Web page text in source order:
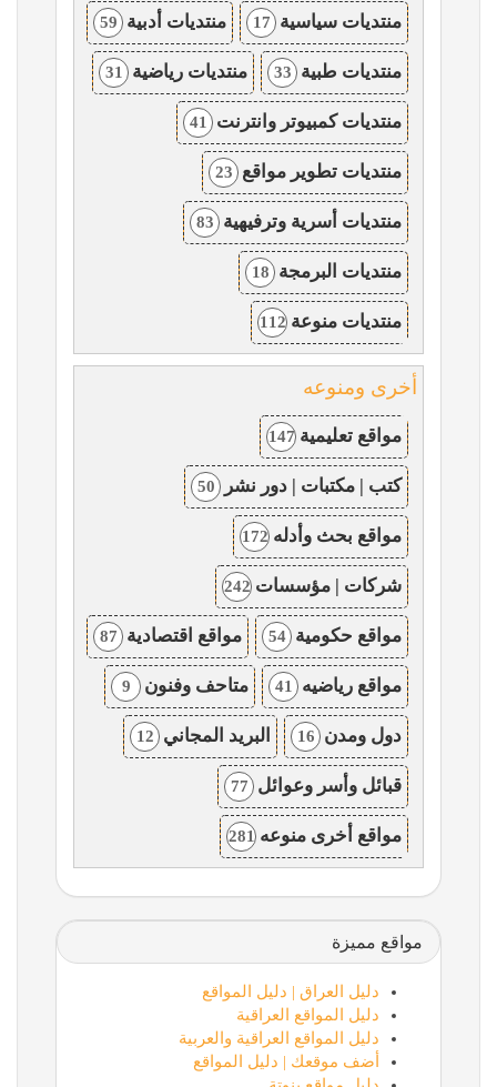
منتديات سياسية 17 منتديات أدبية 59
منتديات طبية 33 منتديات رياضية 31
منتديات كمبيوتر وانترنت 41
منتديات تطوير مواقع 23
منتديات أسرية وترفيهية 83
منتديات البرمجة 18
منتديات منوعة 112
أخرى ومنوعه
مواقع تعليمية 147
كتب | مكتبات | دور نشر 50
مواقع بحث وأدله 172
شركات | مؤسسات 242
مواقع حكومية 54 مواقع اقتصادية 87
مواقع رياضيه 41 متاحف وفنون 9
دول ومدن 16 البريد المجاني 12
قبائل وأسر وعوائل 77
مواقع أخرى منوعه 281
مواقع مميزة
دليل العراق | دليل المواقع
دليل المواقع العراقية
دليل المواقع العراقية والعربية
أضف موقعك | دليل المواقع